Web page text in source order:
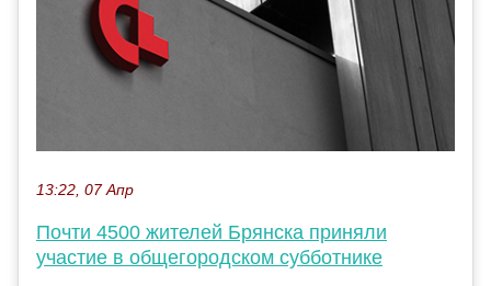
13:22, 07 Апр
Почти 4500 жителей Брянска приняли
участие в общегородском субботнике